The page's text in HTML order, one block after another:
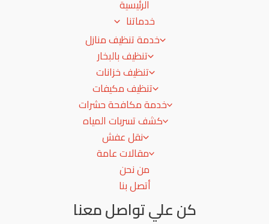
الرئيسية
خدماتنا
خدمة تنظيف منازل
تنظيف بالبخار
تنظيف خزانات
تنظيف مكيفات
خدمة مكافحة حشرات
كشف تسربات المياه
نقل عفش
مقالات عامة
من نحن
أتصل بنا
كن علي تواصل معنا